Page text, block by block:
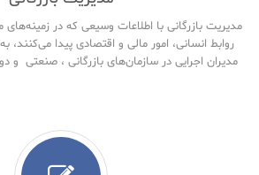
مدیریت بازرگانی با اطلاعات وسیعی که در زمینه‌های
روابط انسانی، امور مالی و اقتصادی پیدا
مدیران اجرایی در سازمان‌های بازرگانی ، صنعتی و